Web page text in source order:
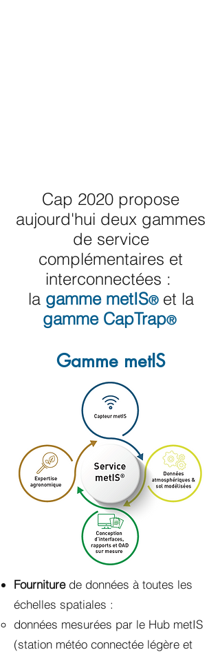
Cap 2020 propose
aujourd'hui deux gammes
de service
complémentaires et
interconnectées :
la gamme metIS®et la
gamme CapTrap®
Gamme metIS
Fourniturede données à toutes les
échelles spatiales :
données mesurées par le Hub metIS
(station météo connectée légère et